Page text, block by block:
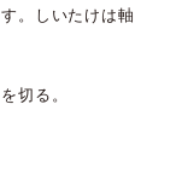
。しいたけは軸
切る。